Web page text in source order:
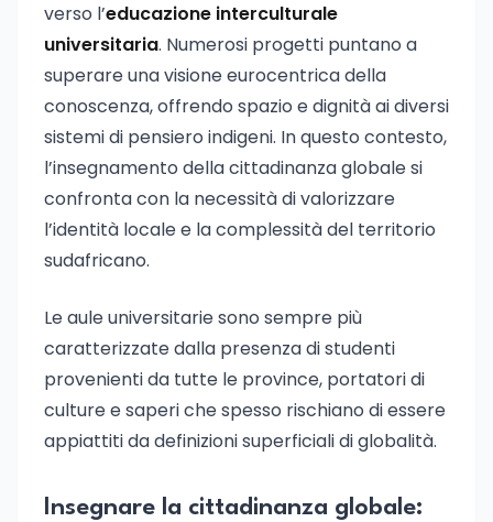
verso l’educazione interculturale
universitaria. Numerosi progetti puntano a
superare una visione eurocentrica della
conoscenza, offrendo spazio e dignità ai diversi
sistemi di pensiero indigeni. In questo contesto,
l’insegnamento della cittadinanza globale si
confronta con la necessità di valorizzare
l’identità locale e la complessità del territorio
sudafricano.
Le aule universitarie sono sempre più
caratterizzate dalla presenza di studenti
provenienti da tutte le province, portatori di
culture e saperi che spesso rischiano di essere
appiattiti da definizioni superficiali di globalità.
Insegnare la cittadinanza globale: